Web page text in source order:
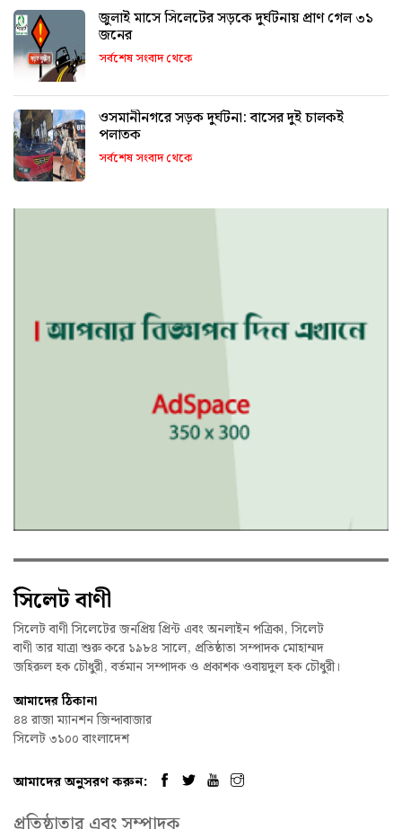
জুলাই মাসে সিলেটের সড়কে দুর্ঘটনায় প্রাণ গেল ৩১
জনের
সর্বশেষ সংবাদ থেকে
ওসমানীনগরে সড়ক দুর্ঘটনা: বাসের দুই চালকই
পলাতক
সর্বশেষ সংবাদ থেকে
সিলেট বাণী
সিলেট বাণী সিলেটের জনপ্রিয় প্রিন্ট এবং অনলাইন পত্রিকা, সিলেট
বাণী তার যাত্রা শুরু করে ১৯৮৪ সালে, প্রতিষ্ঠাতা সম্পাদক মোহাম্মদ
জহিরুল হক চৌধুরী, বর্তমান সম্পাদক ও প্রকাশক ওবায়দুল হক চৌধুরী।
আমাদের ঠিকানা
৪৪ রাজা ম্যানশন জিন্দাবাজার
সিলেট ৩১০০ বাংলাদেশ
আমাদের অনুসরণ করুন: